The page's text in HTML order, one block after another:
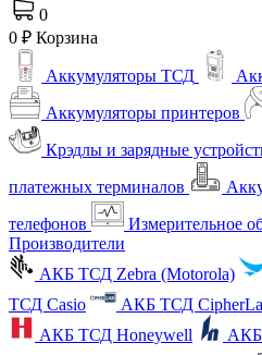
0
0 ₽ Корзина
Аккумуляторы ТСД
Аккумуляторы принтеров
Крэдлы и зарядные
платежных терминалов
телефонов
Измерительное
Производители
АКБ ТСД Zebra (Motorola)
ТСД Casio
АКБ ТСД
АКБ ТСД Honeywell
АКБ